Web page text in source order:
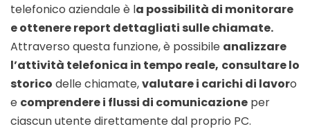
telefonico aziendale è la possibilità di monitorare
e ottenere report dettagliati sulle chiamate.
Attraverso questa funzione, è possibile analizzare
l’attività telefonica in tempo reale, consultare lo
storico delle chiamate,valutare i carichi di lavoro
e comprendere i flussi di comunicazione per
ciascun utente direttamente dal proprio PC.